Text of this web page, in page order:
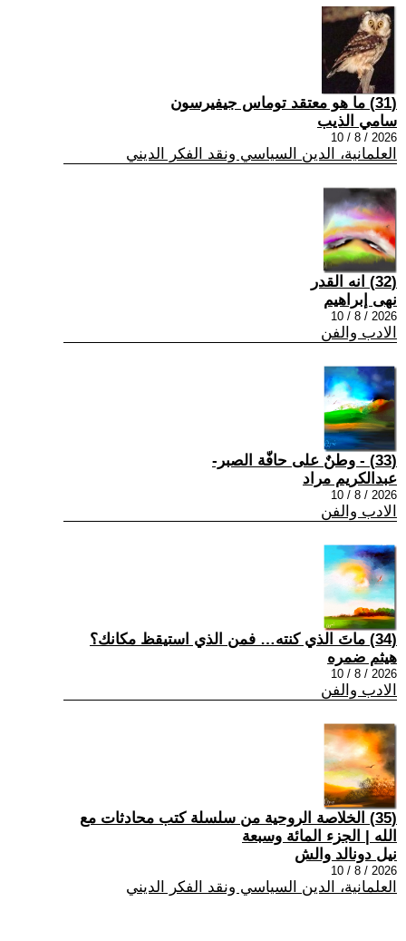
(31) ما هو معتقد توماس جيفيرسون
سامي الذيب
2026 / 8 / 10
العلمانية، الدين السياسي ونقد الفكر الديني
(32) انه القدر
نهى إبراهيم
2026 / 8 / 10
الادب والفن
(33) - وطنٌ على حافّة الصبر-
عبدالكريم مراد
2026 / 8 / 10
الادب والفن
(34) ماتَ الذي كنته… فمن الذي استيقظ مكانك؟
هيثم ضمره
2026 / 8 / 10
الادب والفن
(35) الخلاصة الروحية من سلسلة كتب محادثات مع
الله | الجزء المائة وسبعة
نيل دونالد والش
2026 / 8 / 10
العلمانية، الدين السياسي ونقد الفكر الديني